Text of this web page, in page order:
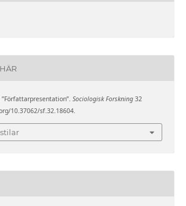
Sociologisk Forskning32
10.37062/sf.32.18604.